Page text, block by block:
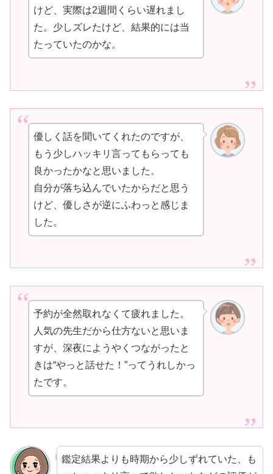
けど、実際は2週間くらい遅れまし
た。少しズレたけど、結果的には当
たっていたのかな。
優しく話を聞いてくれたのですが、
もう少しハッキリ言ってもらっても
良かったかなと思いました。
自分が落ち込んでいたからだと思う
けど、優しさが逆にふわっと感じま
した。
予約が全然取れなくて疲れました。
人気の先生だから仕方ないと思いま
すが、深夜にようやくつながったと
きは“やっと話せた！”ってうれしかっ
たです。
鑑定結果よりも時期から少しずれていた、も